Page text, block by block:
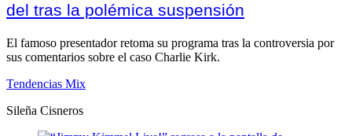
del tras la polémica suspensión
El famoso presentador retoma su programa tras la controversia por
sus comentarios sobre el caso Charlie Kirk.
Tendencias Mix
Sileña Cisneros